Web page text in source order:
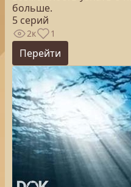
больше.
5 серий
2к 1
Перейти